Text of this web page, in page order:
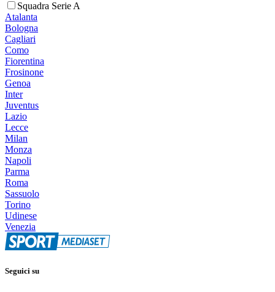
Squadra Serie A
Atalanta
Bologna
Cagliari
Como
Fiorentina
Frosinone
Genoa
Inter
Juventus
Lazio
Lecce
Milan
Monza
Napoli
Parma
Roma
Sassuolo
Torino
Udinese
Venezia
Seguici su